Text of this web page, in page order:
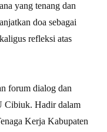
yang tenang dan
doa sebagai
refleksi atas
forum dialog dan
Cibiuk. Hadir dalam
Kerja Kabupaten